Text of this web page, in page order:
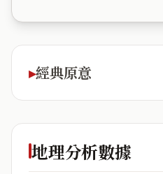
經典原意
地理分析數據